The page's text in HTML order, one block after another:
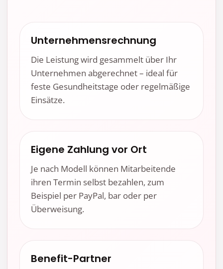
Unternehmensrechnung
Die Leistung wird gesammelt über Ihr
Unternehmen abgerechnet – ideal für
feste Gesundheitstage oder regelmäßige
Einsätze.
Eigene Zahlung vor Ort
Je nach Modell können Mitarbeitende
ihren Termin selbst bezahlen, zum
Beispiel per PayPal, bar oder per
Überweisung.
Benefit-Partner